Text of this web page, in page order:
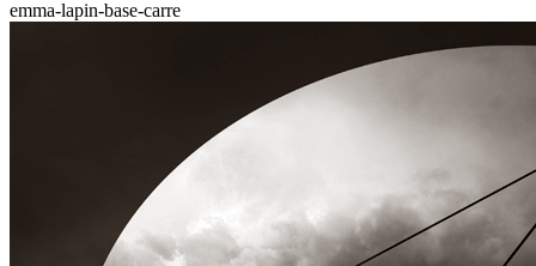
emma-lapin-base-carre